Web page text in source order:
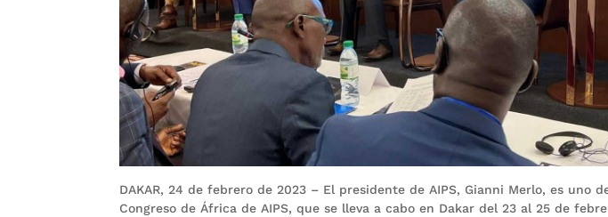
DAKAR, 24 de febrero de 2023 – El presidente de AIPS, Gianni Merlo, es uno
Congreso de África de AIPS, que se lleva a cabo en Dakar del 23 al 25 de